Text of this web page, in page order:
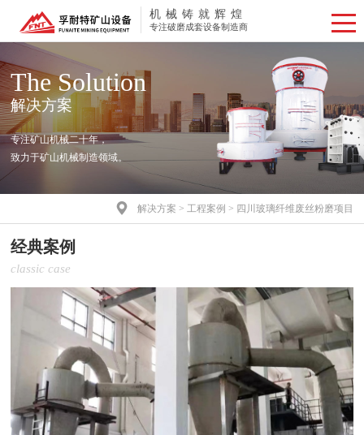
机械铸就辉煌
专注破磨成套设备制造商
The Solution
解决方案
专注矿山机械二十年，
致力于矿山机械制造领域。
 解决方案 > 工程案例 > 四川玻璃纤维废丝粉磨项目
经典案例
classic case